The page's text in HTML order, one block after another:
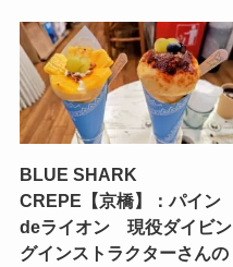
BLUE SHARK
CREPE【京橋】：パイン
deライオン 現役ダイビン
グインストラクターさんの